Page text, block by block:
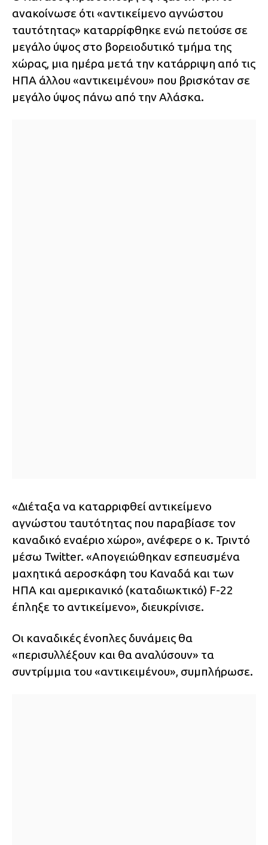
ανακοίνωσε ότι «αντικείμενο αγνώστου
ταυτότητας» καταρρίφθηκε ενώ πετούσε σε
μεγάλο ύψος στο βορειοδυτικό τμήμα της
χώρας, μια ημέρα μετά την κατάρριψη από τις
ΗΠΑ άλλου «αντικειμένου» που βρισκόταν σε
μεγάλο ύψος πάνω από την Αλάσκα.
«Διέταξα να καταρριφθεί αντικείμενο
αγνώστου ταυτότητας που παραβίασε τον
καναδικό εναέριο χώρο», ανέφερε ο κ. Τριντό
μέσω Twitter. «Απογειώθηκαν εσπευσμένα
μαχητικά αεροσκάφη του Καναδά και των
ΗΠΑ και αμερικανικό (καταδιωκτικό) F-22
έπληξε το αντικείμενο», διευκρίνισε.
Οι καναδικές ένοπλες δυνάμεις θα
«περισυλλέξουν και θα αναλύσουν» τα
συντρίμμια του «αντικειμένου», συμπλήρωσε.